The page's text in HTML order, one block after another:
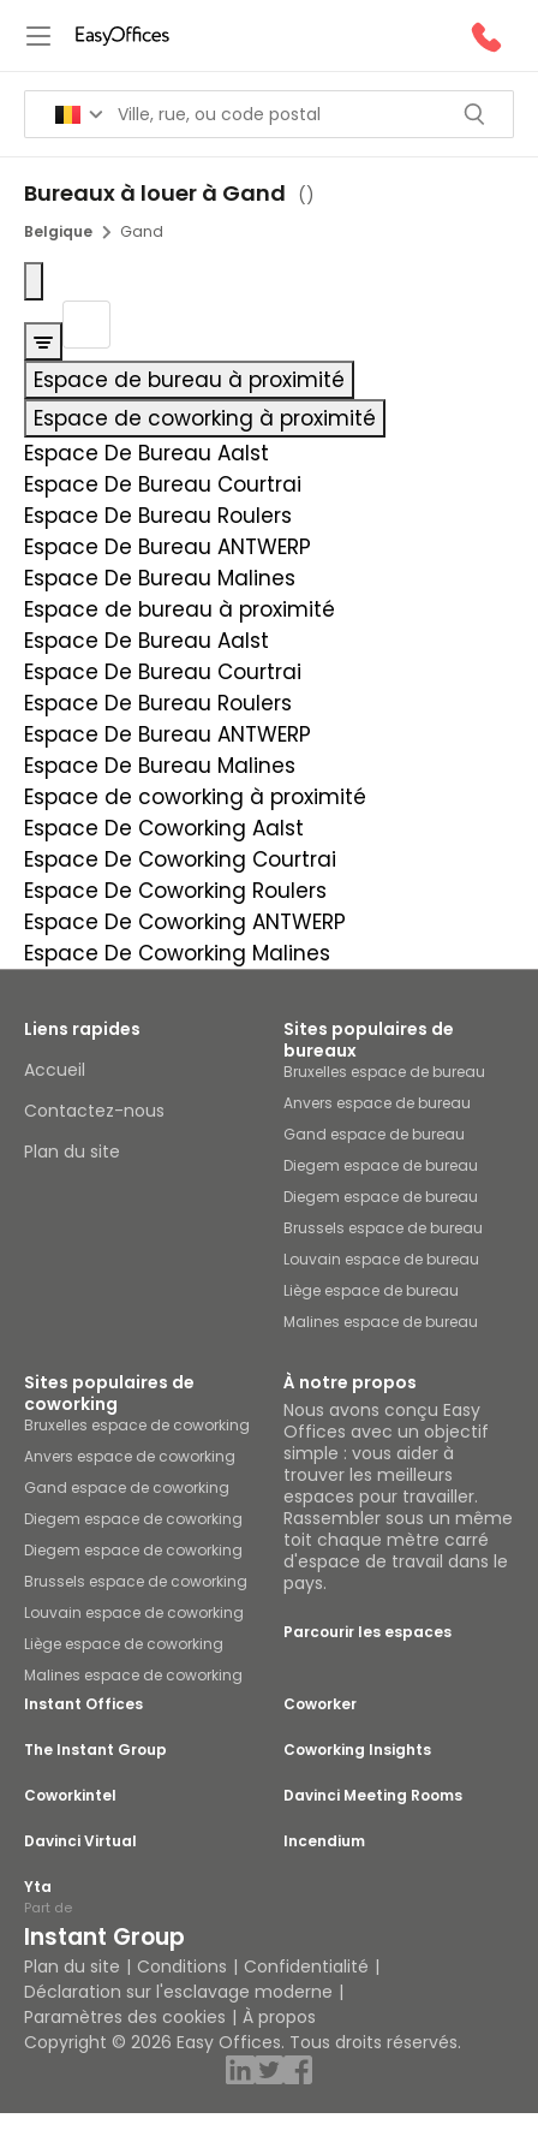
Bureaux à louer à Gand ()
Belgique Gand
Espace de bureau à proximité
Espace de coworking à proximité
Espace De Bureau Aalst
Espace De Bureau Courtrai
Espace De Bureau Roulers
Espace De Bureau ANTWERP
Espace De Bureau Malines
Espace de bureau à proximité
Espace De Bureau Aalst
Espace De Bureau Courtrai
Espace De Bureau Roulers
Espace De Bureau ANTWERP
Espace De Bureau Malines
Espace de coworking à proximité
Espace De Coworking Aalst
Espace De Coworking Courtrai
Espace De Coworking Roulers
Espace De Coworking ANTWERP
Espace De Coworking Malines
Liens rapides
Accueil
Contactez-nous
Plan du site
Sites populaires de
bureaux
Bruxelles espace de bureau
Anvers espace de bureau
Gand espace de bureau
Diegem espace de bureau
Diegem espace de bureau
Brussels espace de bureau
Louvain espace de bureau
Liège espace de bureau
Malines espace de bureau
Sites populaires de
coworking
Bruxelles espace de coworking
Anvers espace de coworking
Gand espace de coworking
Diegem espace de coworking
Diegem espace de coworking
Brussels espace de coworking
Louvain espace de coworking
Liège espace de coworking
Malines espace de coworking
À notre propos
Nous avons conçu Easy
Offices avec un objectif
simple : vous aider à
trouver les meilleurs
espaces pour travailler.
Rassembler sous un même
toit chaque mètre carré
d'espace de travail dans le
pays.
Parcourir les espaces
Instant Offices Coworker
The Instant Group Coworking Insights
Coworkintel Davinci Meeting Rooms
Davinci Virtual Incendium
Yta
Part de
Instant Group
Plan du site Conditions
Confidentialité
Déclaration sur l'esclavage moderne
Paramètres des cookies
À propos
Copyright © 2026 Easy Offices. Tous droits réservés.